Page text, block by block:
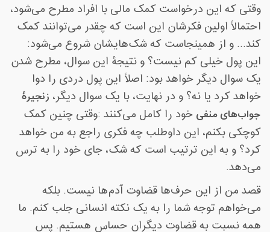
وقتی که این درخواست کمک مالی با افراد مطرح می‌شود،
احتمالاً اولین فکرشان این است که چقدر می‌توانند کمک
کند... و از همینجاست که شک‌هایشان شروع می‌شود:
این پول خیلی کم نیست؟ و نتیجۀ این سوال، مطرح شدن
یک سوال دیگر خواهد بود: اصلاً این پول دردی را دوا
خواهد کرد یا نه؟ و در نهایت، با یک سوال دیگر، زنجیرۀ
جواب‌های منفی خود را کامل می‌کنند :وقتی چنین کمک
کوچکی بکنم، این داوطلب چه فکری راجع به من خواهد
کرد؟ و به این ترتیب است که شک، جای خود را به ترس
می‌دهد.
قصد من از این حرف‌ها قضاوت آدم‌ها نیست. بلکه
می‌خواهم توجه شما را به یک نکته انسانی جلب کنم. ما
همه نسبت به قضاوت دیگران حساس هستیم. پس